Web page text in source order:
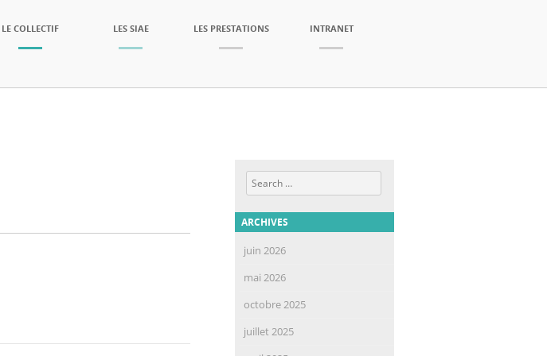
LE COLLECTIF LES SIAE LES PRESTATIONS INTRANET
Search
ARCHIVES
juin 2026
mai 2026
octobre 2025
juillet 2025